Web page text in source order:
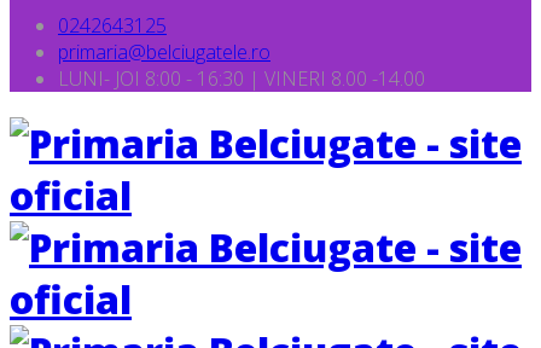
0242643125
primaria@belciugatele.ro
LUNI- JOI 8:00 - 16:30 | VINERI 8.00 -14.00